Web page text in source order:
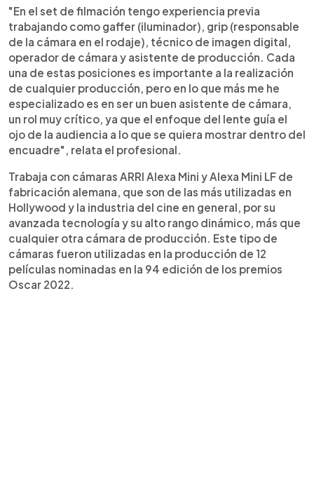
"En el set de filmación tengo experiencia previa
trabajando como gaffer (iluminador), grip (responsable
de la cámara en el rodaje), técnico de imagen digital,
operador de cámara y asistente de producción. Cada
una de estas posiciones es importante a la realización
de cualquier producción, pero en lo que más me he
especializado es en ser un buen asistente de cámara,
un rol muy crítico, ya que el enfoque del lente guía el
ojo de la audiencia a lo que se quiera mostrar dentro del
encuadre", relata el profesional.
Trabaja con cámaras ARRI Alexa Mini y Alexa Mini LF de
fabricación alemana, que son de las más utilizadas en
Hollywood y la industria del cine en general, por su
avanzada tecnología y su alto rango dinámico, más que
cualquier otra cámara de producción. Este tipo de
cámaras fueron utilizadas en la producción de 12
películas nominadas en la 94 edición de los premios
Oscar 2022.